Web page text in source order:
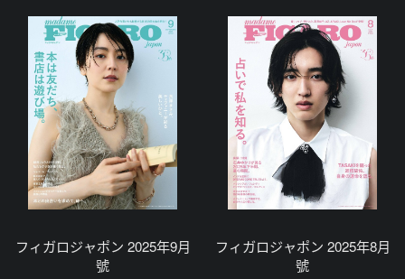
フィガロジャポン 2025年9月
號
フィガロジャポン 2025年8月
號